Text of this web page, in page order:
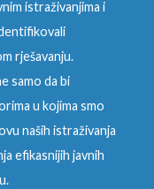
istraživanjima i
rješavanju.
samo da bi
u kojima smo
naših istraživanja
efikasnijih javnih